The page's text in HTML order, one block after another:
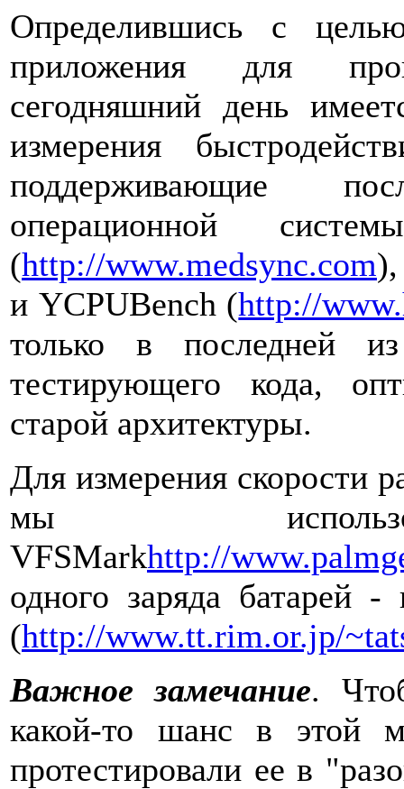
Определившись с
приложения для
сегодняшний день
измерения
поддерживающие
операционной
(http://www.medsync.com
и YCPUBench (http://
только в последней
тестирующего кода,
старой архитектуры.
Для измерения скорости
мы
VFSMarkhttp://
одного заряда батарей
(http://www.tt.rim.or.jp/
Важное замечание.
какой-то шанс в этой
протестировали ее в